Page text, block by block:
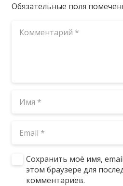
Обязательные поля
Сохранить моё имя,
этом браузере для
комментариев.